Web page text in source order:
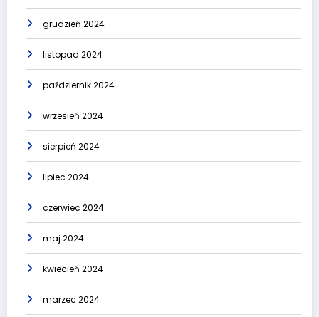
grudzień 2024
listopad 2024
październik 2024
wrzesień 2024
sierpień 2024
lipiec 2024
czerwiec 2024
maj 2024
kwiecień 2024
marzec 2024